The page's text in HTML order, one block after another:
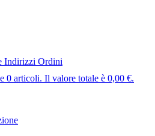
Indirizzi Ordini
0 articoli. Il valore totale è 0,00 €.